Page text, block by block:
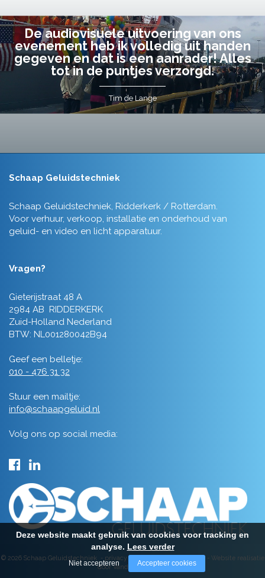
De audiovisuele uitvoering van ons
evenement heb ik volledig uit handen
gegeven en dat is een aanrader! Alles
tot in de puntjes verzorgd.
Tim de Lange
Schaap Geluidstechniek
Schaap Geluidstechniek, Ridderkerk / Rotterdam.
Voor verhuur, verkoop, installatie en onderhoud van
geluid- en video en licht apparatuur.
Vragen?
Gieterijstraat 48 A
2984 AB RIDDERKERK
Zuid-Holland Nederland
BTW: NL001280042B94
Geef een belletje:
010 - 476 31 32
Stuur een mailtje:
info@schaapgeluid.nl
Volg ons op social media:
© 2026 Schaap Geluidstechniek - privacy - algemene voorwaarden- Website realisatie
door Vanderperk Groep
Deze website maakt gebruik van cookies voor tracking en
analyse. Lees verder
Niet accepteren Accepteer cookies